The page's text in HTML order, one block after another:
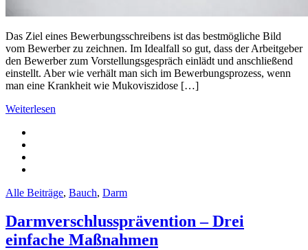
Das Ziel eines Bewerbungsschreibens ist das bestmögliche Bild
vom Bewerber zu zeichnen. Im Idealfall so gut, dass der Arbeitgeber
den Bewerber zum Vorstellungsgespräch einlädt und anschließend
einstellt. Aber wie verhält man sich im Bewerbungsprozess, wenn
man eine Krankheit wie Mukoviszidose […]
Weiterlesen
Alle Beiträge, Bauch, Darm
Darmverschlussprävention – Drei
einfache Maßnahmen